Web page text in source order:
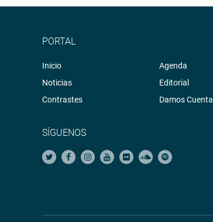
PORTAL
Inicio
Noticias
Contrastes
Agenda
Editorial
Damos Cuenta
SÍGUENOS